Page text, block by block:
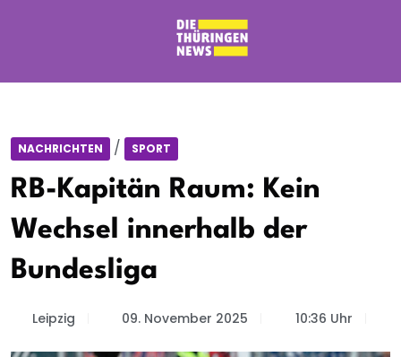
NACHRICHTEN / SPORT
RB-Kapitän Raum: Kein
Wechsel innerhalb der
Bundesliga
Leipzig 09. November 2025 10:36 Uhr